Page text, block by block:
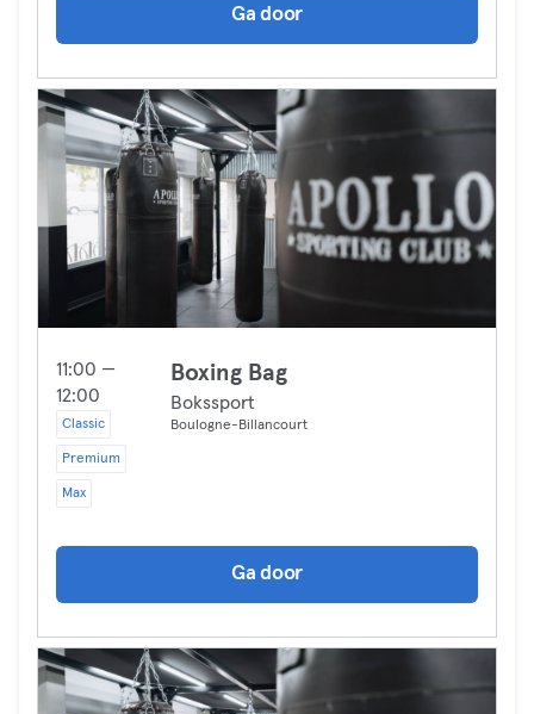
Ga door
11:00 —
12:00
Classic
Premium
Max
Boxing Bag
Bokssport
Boulogne-Billancourt
Ga door